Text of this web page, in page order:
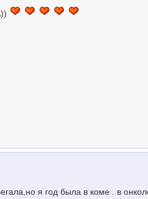
я год была в коме . в